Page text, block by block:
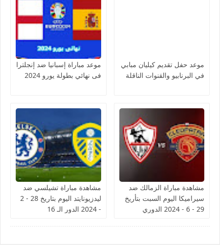
موعد حفل تقديم كيليان مبابي
في البرنابيو والقنوات الناقلة
موعد مباراة إسبانيا ضد إنجلترا
فى نهائي بطولة يورو 2024
مشاهدة مباراة الزمالك ضد
سيراميكا اليوم السبت بتأريخ
29 - 6 - 2024 الدوري
مشاهدة مباراة تشيلسي ضد
ليدزيونايتد اليوم بتاريخ 28 - 2
- 2024 الدور الـ 16